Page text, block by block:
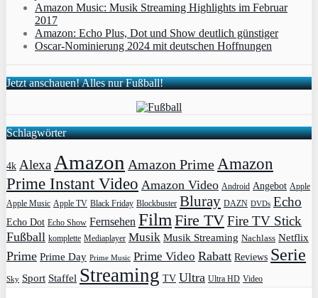
Amazon Music: Musik Streaming Highlights im Februar
2017
Amazon: Echo Plus, Dot und Show deutlich günstiger
Oscar-Nominierung 2024 mit deutschen Hoffnungen
Jetzt anschauen! Alles nur Fußball!
Schlagwörter
4k Alexa Amazon Amazon Prime Amazon
Prime Instant Video Amazon Video Android Angebot Apple
Apple Music Apple TV Black Friday Blockbuster Bluray DAZN DVDs Echo
Echo Dot Echo Show Fernsehen Film Fire TVFire TV Stick
Fußball komplette Mediaplayer Musik Musik Streaming Nachlass Netflix
Prime Prime Day Prime Music Prime Video Rabatt Reviews Serie
Sky Sport Staffel Streaming TV Ultra Ultra HD Video